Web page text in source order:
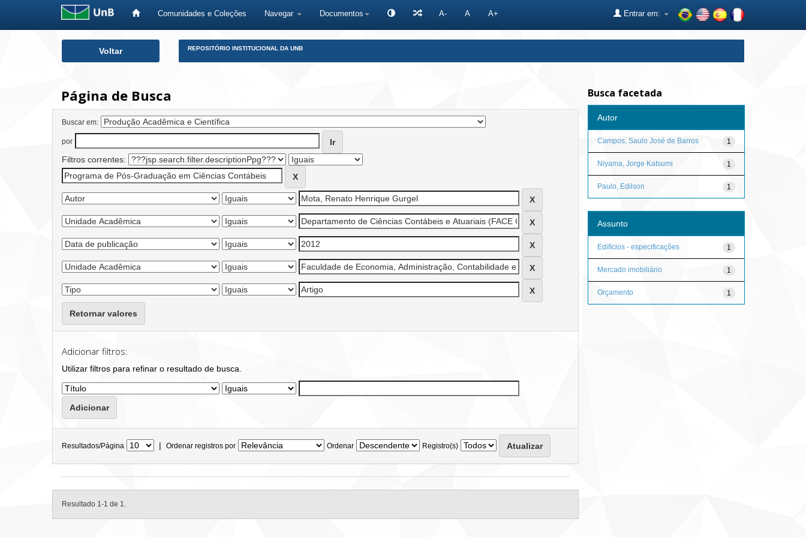
Comunidades e Coleções Navegar Documentos A- A A+ Entrar em:
Voltar REPOSITÓRIO INSTITUCIONAL DA UNB
Página de Busca
Buscar em:
por
Filtros correntes:
Retornar valores
Adicionar filtros:
Utilizar filtros para refinar o resultado de busca.
Resultados/Página | Ordenar registros por Ordenar Registro(s)
Resultado 1-1 de 1.
Busca facetada
Autor
1
Campos, Saulo José de Barros
1
Niyama, Jorge Katsumi
1
Paulo, Edilson
Assunto
1
Edifícios - especificações
1
Mercado imobiliário
1
Orçamento